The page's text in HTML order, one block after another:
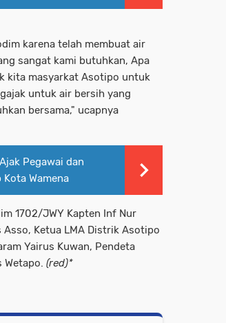
karena telah membuat air
sangat kami butuhkan, Apa
kita masyarkat Asotipo untuk
untuk air bersih yang
bersama," ucapnya
Pegawai dan
Wamena
1702/JWY Kapten Inf Nur
Ketua LMA Distrik Asotipo
Yairus Kuwan, Pendeta
Wetapo. (red)*